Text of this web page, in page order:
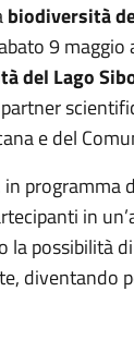
biodiversità
9
del Lago
e del
in
possibilità
diventando